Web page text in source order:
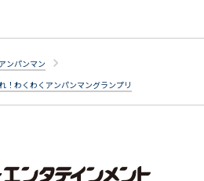
アンパンマン
！わくわくアンパンマングランプリ